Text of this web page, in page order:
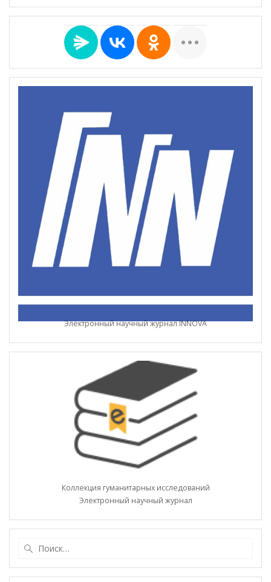
Электронный научный журнал INNOVA
Коллекция гуманитарных исследований
Электронный научный журнал